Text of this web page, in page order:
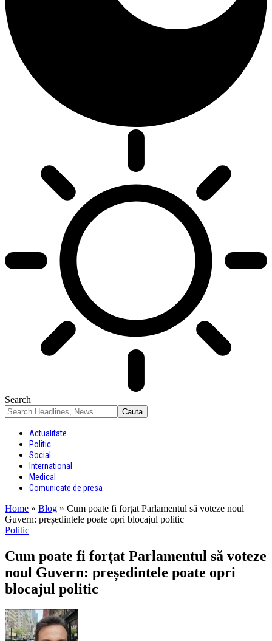
Search
Actualitate
Politic
Social
International
Medical
Comunicate de presa
Home » Blog » Cum poate fi forțat Parlamentul să voteze noul
Guvern: președintele poate opri blocajul politic
Politic
Cum poate fi forțat Parlamentul să voteze
noul Guvern: președintele poate opri
blocajul politic